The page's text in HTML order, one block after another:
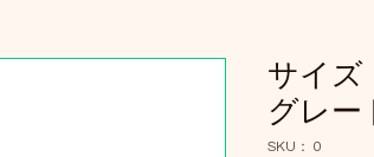
サイ
グレー
SKU： 0